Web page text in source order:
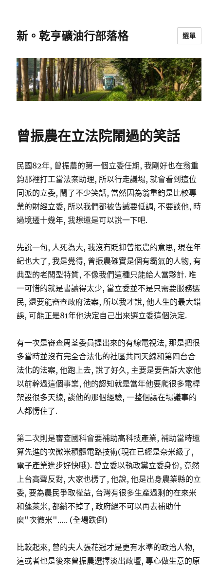
新。乾亨礦油行部落格 選單
曾振農在立法院鬧過的笑話
民國82年, 曾振農的第一個立委任期, 我剛好也在翁重
鈞那裡打工當法案助理, 所以行走議場, 就會看到這位
同派的立委, 鬧了不少笑話, 當然因為翁重鈞是比較專
業的財經立委, 所以我們都被告誡要低調, 不要談他, 時
過境遷十幾年, 我想還是可以說一下吧.
先說一句, 人死為大, 我沒有貶抑曾振農的意思, 現在年
紀也大了, 我是覺得, 曾振農確實是個有霸氣的人物, 有
典型的老闆型特質, 不像我們這種只能給人當夥計. 唯
一可惜的就是書讀得太少, 當立委並不是只需要服務選
民, 還要能審查政府法案, 所以我才說, 他人生的最大錯
誤, 可能正是81年他決定自己出來選立委這個決定.
有一次是審查周荃委員提出來的有線電視法, 那是把很
多當時並沒有完全合法化的社區共同天線和第四台合
法化的法案, 他跑上去, 說了好久, 主要是要告訴大家他
以前幹過這個事業, 他的認知就是當年他要爬很多電桿
架設很多天線, 談他的那個經驗, 一整個讓在場議事的
人都愣住了.
第二次則是審查國科會要補助高科技產業, 補助當時還
算先進的次微米積體電路技術(現在已經是奈米級了,
電子產業進步好快哦). 曾立委以執政黨立委身份, 竟然
上台高聲反對, 大家也楞了, 他說, 他是出身農業縣的立
委, 要為農民爭取權益, 台灣有很多生產過剩的在來米
和蓬萊米, 都銷不掉了, 政府絕不可以再去補助什
麼"次微米"….. (全場跌倒)
比較起來, 曾的夫人張花冠才是更有水準的政治人物,
這或者也是後來曾振農選擇淡出政壇, 專心做生意的原